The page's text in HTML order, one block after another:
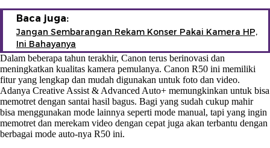
Baca juga:
Jangan Sembarangan Rekam Konser Pakai Kamera HP,
Ini Bahayanya
Dalam beberapa tahun terakhir, Canon terus berinovasi dan
meningkatkan kualitas kamera pemulanya. Canon R50 ini memiliki
fitur yang lengkap dan mudah digunakan untuk foto dan video.
Adanya Creative Assist & Advanced Auto+ memungkinkan untuk bisa
memotret dengan santai hasil bagus. Bagi yang sudah cukup mahir
bisa menggunakan mode lainnya seperti mode manual, tapi yang ingin
memotret dan merekam video dengan cepat juga akan terbantu dengan
berbagai mode auto-nya R50 ini.